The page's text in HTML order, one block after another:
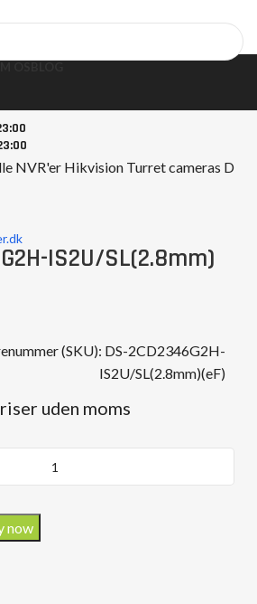
NVR'er Hikvision Turret cameras DS-
IS2U/SL(2.8mm)
(SKU): DS-2CD2346G2H-
IS2U/SL(2.8mm)(eF)
uden moms
now